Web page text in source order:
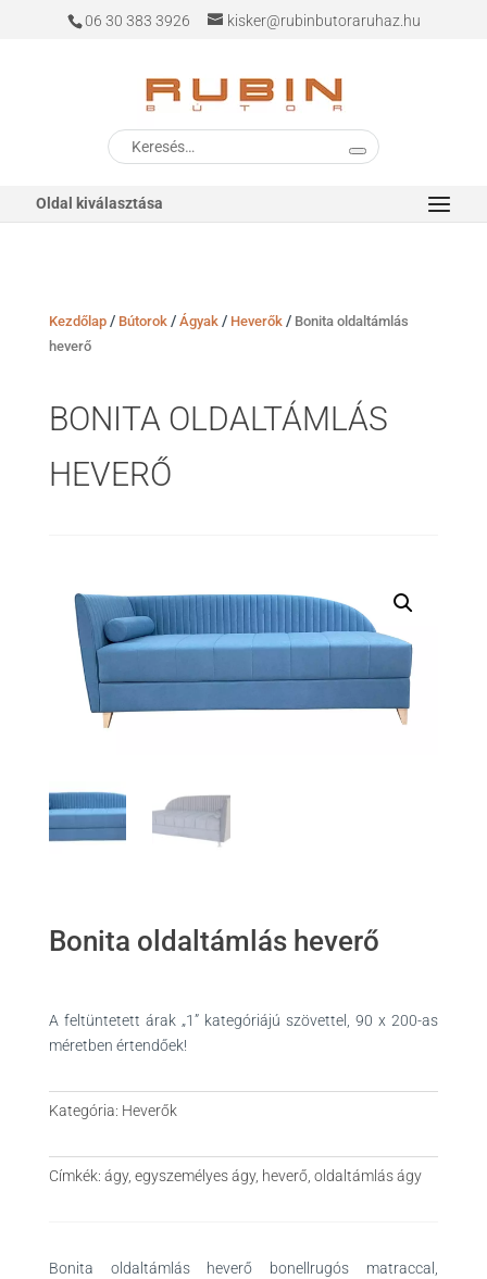
06 30 383 3926 kisker@rubinbutoraruhaz.hu
Keresés
a
Oldal kiválasztása
Kezdőlap/ Bútorok/ Ágyak/ Heverők/ Bonita oldaltámlás
heverő
BONITA OLDALTÁMLÁS
HEVERŐ
Bonita oldaltámlás heverő
A feltüntetett árak „1” kategóriájú szövettel, 90 x 200-as
méretben értendőek!
Kategória: Heverők
Címkék: ágy, egyszemélyes ágy, heverő, oldaltámlás ágy
Bonita oldaltámlás heverő bonellrugós matraccal,